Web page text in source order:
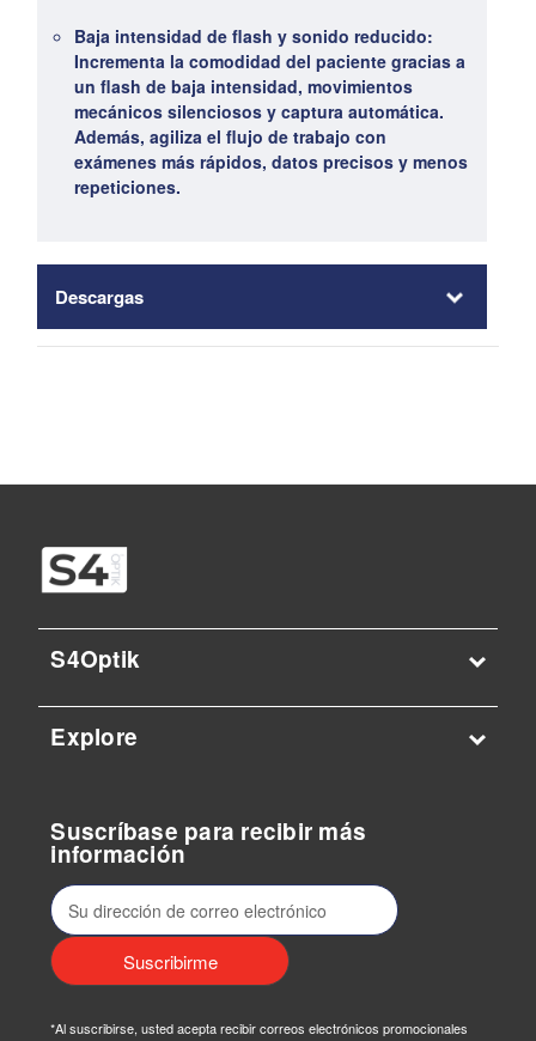
Baja intensidad de flash y sonido reducido:
Incrementa la comodidad del paciente gracias a
un flash de baja intensidad, movimientos
mecánicos silenciosos y captura automática.
Además, agiliza el flujo de trabajo con
exámenes más rápidos, datos precisos y menos
repeticiones.
Descargas
S4Optik
Explore
Suscríbase para recibir más
información
D
i
r
e
*Al suscribirse, usted acepta recibir correos electrónicos promocionales